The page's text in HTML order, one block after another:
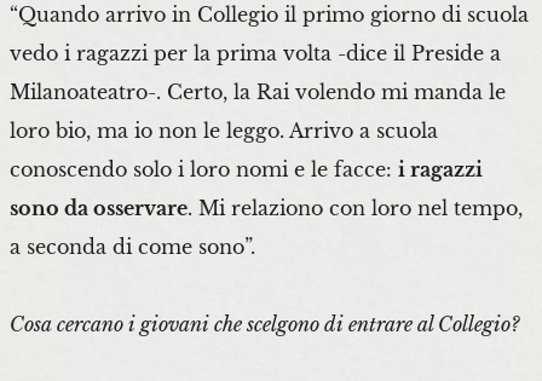
“Quando arrivo in Collegio il primo giorno di scuola
vedo i ragazzi per la prima volta -dice il Preside a
Milanoateatro-. Certo, la Rai volendo mi manda le
loro bio, ma io non le leggo. Arrivo a scuola
conoscendo solo i loro nomi e le facce: i ragazzi
sono da osservare. Mi relaziono con loro nel tempo,
a seconda di come sono”.
Cosa cercano i giovani che scelgono di entrare al Collegio?